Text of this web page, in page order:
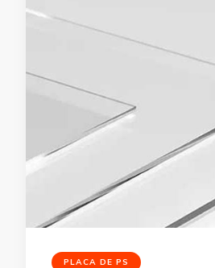
PLACA DE PS